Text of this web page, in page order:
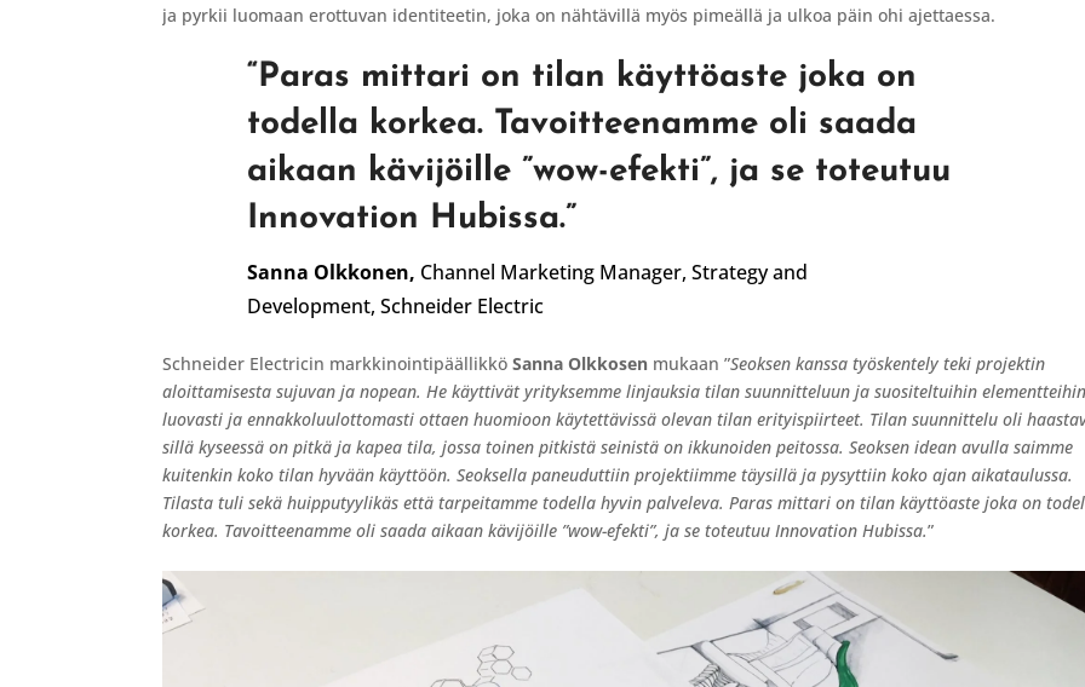
ja pyrkii luomaan erottuvan identiteetin, joka on nähtävillä myös pimeällä ja ulkoa päin ohi ajettaessa.
“Paras mittari on tilan käyttöaste joka on
todella korkea. Tavoitteenamme oli saada
aikaan kävijöille ”wow-efekti”, ja se toteutuu
Innovation Hubissa.”
Sanna Olkkonen, Channel Marketing Manager,Strategy and
Development,Schneider Electric
Schneider Electricin markkinointipäällikköSanna Olkkosen mukaan ”Seoksen kanssa työskentely teki projektin
aloittamisesta sujuvan ja nopean. He käyttivät yrityksemme linjauksia tilan suunnitteluun ja suositeltuihin
luovasti ja ennakkoluulottomasti ottaen huomioon käytettävissä olevan tilan erityispiirteet. Tilan suunnittelu oli
sillä kyseessä on pitkä ja kapea tila, jossa toinen pitkistä seinistä on ikkunoiden peitossa. Seoksen idean avulla saimme
kuitenkin koko tilan hyvään käyttöön. Seoksella paneuduttiin projektiimme täysillä ja pysyttiin koko ajan aikataulussa.
Tilasta tuli sekä huipputyylikäs että tarpeitamme todella hyvin palveleva. Paras mittari on tilan käyttöaste joka on
korkea. Tavoitteenamme oli saada aikaan kävijöille ”wow-efekti”, ja se toteutuu Innovation Hubissa.”